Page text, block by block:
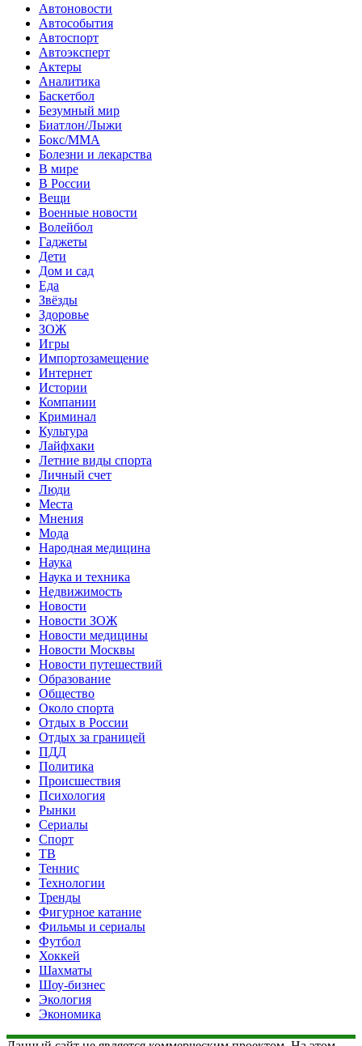
Автоновости
Автособытия
Автоспорт
Автоэксперт
Актеры
Аналитика
Баскетбол
Безумный мир
Биатлон/Лыжи
Бокс/MMA
Болезни и лекарства
В мире
В России
Вещи
Военные новости
Волейбол
Гаджеты
Дети
Дом и сад
Еда
Звёзды
Здоровье
ЗОЖ
Игры
Импортозамещение
Интернет
Истории
Компании
Криминал
Культура
Лайфхаки
Летние виды спорта
Личный счет
Люди
Места
Мнения
Мода
Народная медицина
Наука
Наука и техника
Недвижимость
Новости
Новости ЗОЖ
Новости медицины
Новости Москвы
Новости путешествий
Образование
Общество
Около спорта
Отдых в России
Отдых за границей
ПДД
Политика
Происшествия
Психология
Рынки
Сериалы
Спорт
ТВ
Теннис
Технологии
Тренды
Фигурное катание
Фильмы и сериалы
Футбол
Хоккей
Шахматы
Шоу-бизнес
Экология
Экономика